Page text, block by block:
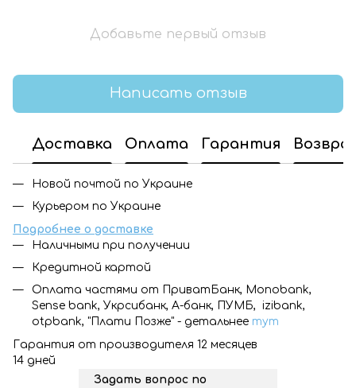
Добавьте первый отзыв
Написать отзыв
Доставка Оплата Гарантия
Новой почтой по Украине
Курьером по Украине
Подробнее о доставке
Наличными при получении
Кредитной картой
Оплата частями от ПриватБанк, Monobank,
Sense bank, Укрсибанк, А-банк, ПУМБ, izibank,
otpbank, "Плати Позже" - детальнее тут
Гарантия от производителя 12 месяцев
14 дней
Задать вопрос по